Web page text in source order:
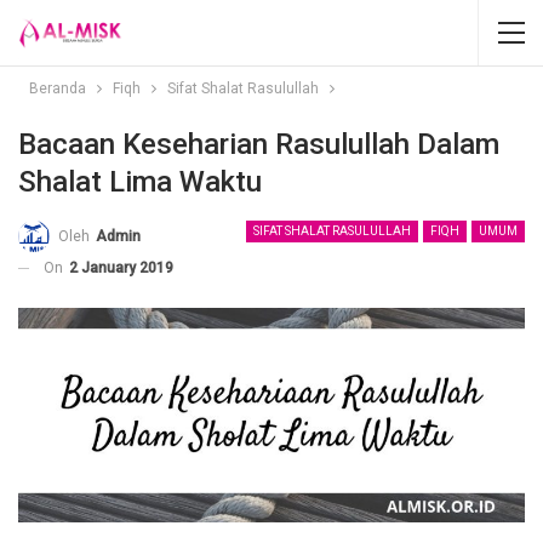
Beranda Fiqh Sifat Shalat Rasulullah
Bacaan Keseharian Rasulullah Dalam
Shalat Lima Waktu
SIFAT SHALAT RASULULLAH FIQH UMUM
Oleh Admin
On 2 January 2019